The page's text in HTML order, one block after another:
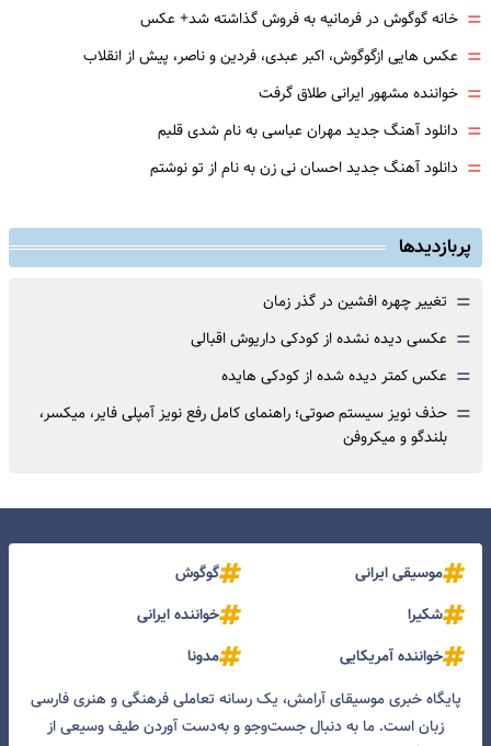
= خانه گوگوش در فرمانیه به فروش گذاشته شد+ عکس
= عکس هایی ازگوگوش، اکبر عبدی، فردین و ناصر، پیش از انقلاب
= خواننده مشهور ایرانی طلاق گرفت
= دانلود آهنگ جدید مهران عباسی به نام شدی قلبم
= دانلود آهنگ جدید احسان نی زن به نام از تو نوشتم
پربازدیدها
= تغییر چهره افشین در گذر زمان
= عکسی دیده نشده از کودکی داریوش اقبالی
= عکس کمتر دیده شده از کودکی هایده
= حذف نویز سیستم صوتی؛ راهنمای کامل رفع نویز آمپلی فایر، میکسر،
بلندگو و میکروفن
موسیقی ایرانی
گوگوش
شکیرا
خواننده ایرانی
خواننده آمریکایی
مدونا
پایگاه خبری موسیقای آرامش، یک رسانه تعاملی فرهنگی و هنری فارسی
زبان است. ما به دنبال جست‌و‌جو و به‌دست آوردن طیف وسیعی از